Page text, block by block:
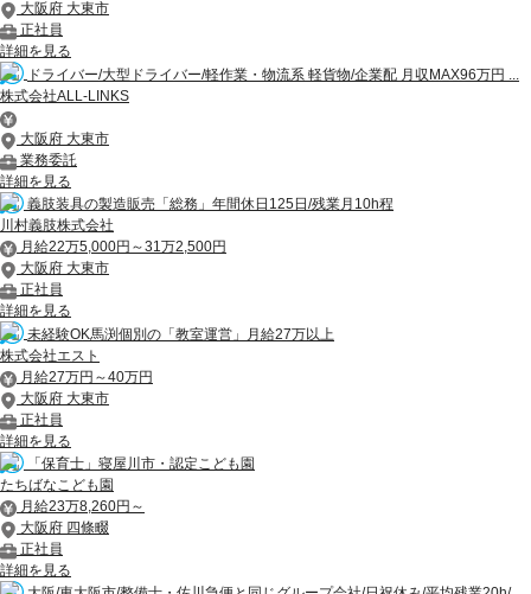
大阪府 大東市
正社員
詳細を見る
ドライバー/大型ドライバー/軽作業・物流系 軽貨物/企業配 月収MAX96万円 ...
株式会社ALL‐LINKS
大阪府 大東市
業務委託
詳細を見る
義肢装具の製造販売「総務」年間休日125日/残業月10h程
川村義肢株式会社
月給22万5,000円～31万2,500円
大阪府 大東市
正社員
詳細を見る
未経験OK馬渕個別の「教室運営」月給27万以上
株式会社エスト
月給27万円～40万円
大阪府 大東市
正社員
詳細を見る
「保育士」寝屋川市・認定こども園
たちばなこども園
月給23万8,260円～
大阪府 四條畷
正社員
詳細を見る